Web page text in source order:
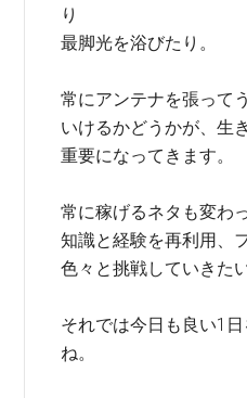
り
最脚光を浴びたり。
常にアンテナを張って
いけるかどうかが、生
重要になってきます。
常に稼げるネタも変わ
知識と経験を再利用、
色々と挑戦していきた
それでは今日も良い1
ね。